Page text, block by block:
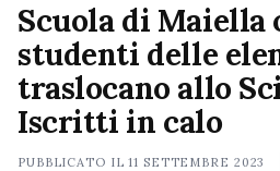
Scuola di
studenti delle
traslocano allo
Iscritti in calo
PUBBLICATO IL11 SETTEMBRE 2023